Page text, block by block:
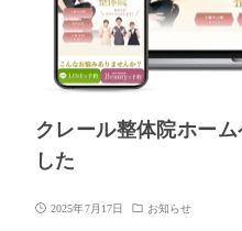
クレール整体院ホー
した
2025年7月17日 お知らせ